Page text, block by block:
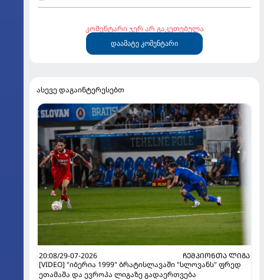
კომენტარი ჯერ არ გაკეთებულა
დაამატე კომენტარი
ასევე დაგაინტერესებთ
20:08/29-07-2026
ᲩᲔᲛᲞᲘᲝᲜᲗᲐ ᲚᲘᲒᲐ
[VIDEO] "იბერია 1999" ბრატისლავაში "სლოვანს" ფრედ
ეთამაშა და ევროპა ლიგაზე გადაერთვება